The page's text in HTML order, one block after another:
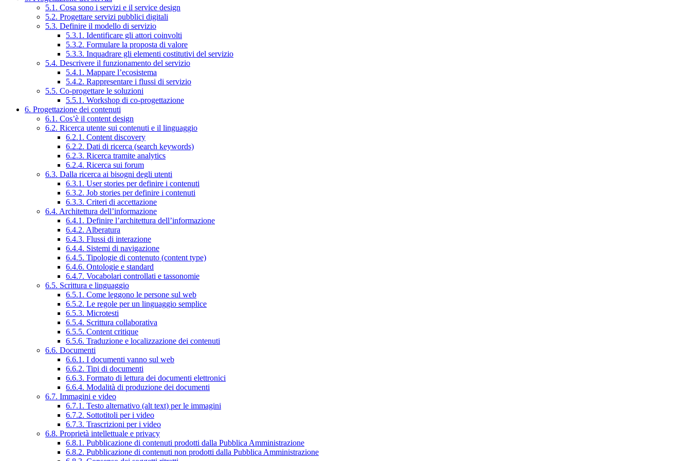
5.1. Cosa sono i servizi e il service design
5.2. Progettare servizi pubblici digitali
5.3. Definire il modello di servizio
5.3.1. Identificare gli attori coinvolti
5.3.2. Formulare la proposta di valore
5.3.3. Inquadrare gli elementi costitutivi del servizio
5.4. Descrivere il funzionamento del servizio
5.4.1. Mappare l’ecosistema
5.4.2. Rappresentare i flussi di servizio
5.5. Co-progettare le soluzioni
5.5.1. Workshop di co-progettazione
6. Progettazione dei contenuti
6.1. Cos’è il content design
6.2. Ricerca utente sui contenuti e il linguaggio
6.2.1. Content discovery
6.2.2. Dati di ricerca (search keywords)
6.2.3. Ricerca tramite analytics
6.2.4. Ricerca sui forum
6.3. Dalla ricerca ai bisogni degli utenti
6.3.1. User stories per definire i contenuti
6.3.2. Job stories per definire i contenuti
6.3.3. Criteri di accettazione
6.4. Architettura dell’informazione
6.4.1. Definire l’architettura dell’informazione
6.4.2. Alberatura
6.4.3. Flussi di interazione
6.4.4. Sistemi di navigazione
6.4.5. Tipologie di contenuto (content type)
6.4.6. Ontologie e standard
6.4.7. Vocabolari controllati e tassonomie
6.5. Scrittura e linguaggio
6.5.1. Come leggono le persone sul web
6.5.2. Le regole per un linguaggio semplice
6.5.3. Microtesti
6.5.4. Scrittura collaborativa
6.5.5. Content critique
6.5.6. Traduzione e localizzazione dei contenuti
6.6. Documenti
6.6.1. I documenti vanno sul web
6.6.2. Tipi di documenti
6.6.3. Formato di lettura dei documenti elettronici
6.6.4. Modalità di produzione dei documenti
6.7. Immagini e video
6.7.1. Testo alternativo (alt text) per le immagini
6.7.2. Sottotitoli per i video
6.7.3. Trascrizioni per i video
6.8. Proprietà intellettuale e privacy
6.8.1. Pubblicazione di contenuti prodotti dalla Pubblica Amministrazione
6.8.2. Pubblicazione di contenuti non prodotti dalla Pubblica Amministrazione